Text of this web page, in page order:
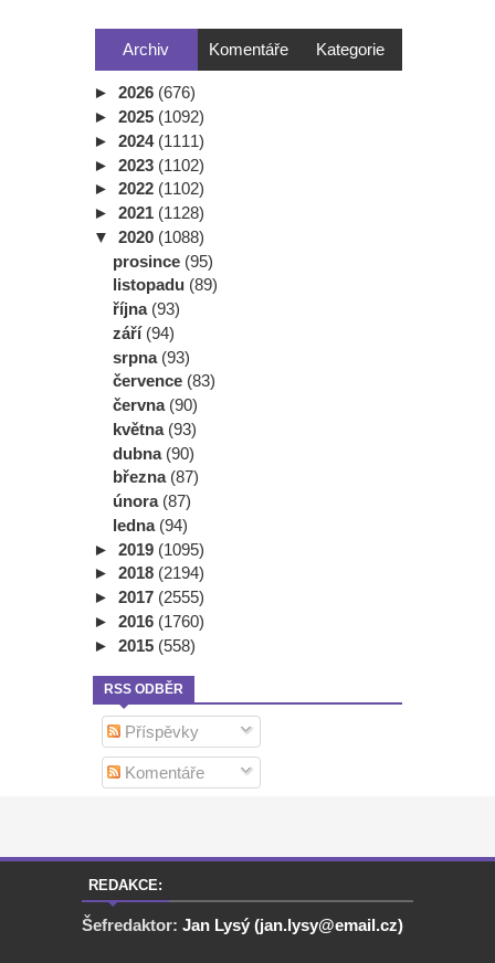
Archiv Komentáře Kategorie
► 2026 (676)
► 2025 (1092)
► 2024 (1111)
► 2023 (1102)
► 2022 (1102)
► 2021 (1128)
▼ 2020 (1088)
prosince (95)
listopadu (89)
října (93)
září (94)
srpna (93)
července (83)
června (90)
května (93)
dubna (90)
března (87)
února (87)
ledna (94)
► 2019 (1095)
► 2018 (2194)
► 2017 (2555)
► 2016 (1760)
► 2015 (558)
RSS ODBĚR
Příspěvky
Komentáře
REDAKCE:
Šefredaktor: Jan Lysý (jan.lysy@email.cz)